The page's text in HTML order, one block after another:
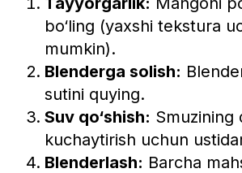
bo‘ling (yaxshi tekstura
mumkin).
Blenderga solish:
sutini quying.
Suv qo‘shish: Smuzining
kuchaytirish uchun
Blenderlash: Barcha